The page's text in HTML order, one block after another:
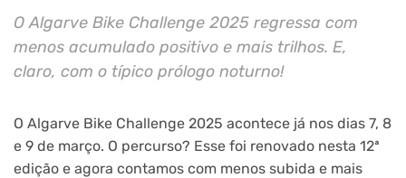
O Algarve Bike Challenge 2025 regressa com
menos acumulado positivo e mais trilhos. E,
claro, com o típico prólogo noturno!
O Algarve Bike Challenge 2025 acontece já nos dias 7, 8
e 9 de março. O percurso? Esse foi renovado nesta 12ª
edição e agora contamos com menos subida e mais